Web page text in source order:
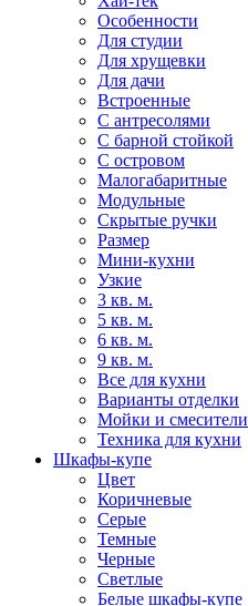
Особенности
Для студии
Для хрущевки
Для дачи
Встроенные
С антресолями
С барной стойкой
С островом
Малогабаритные
Модульные
Скрытые ручки
Размер
Мини-кухни
Узкие
3 кв. м.
5 кв. м.
6 кв. м.
9 кв. м.
Все для кухни
Варианты отделки
Мойки и смесители
Техника для кухни
Шкафы-купе
Цвет
Коричневые
Серые
Темные
Черные
Светлые
Белые шкафы-купе